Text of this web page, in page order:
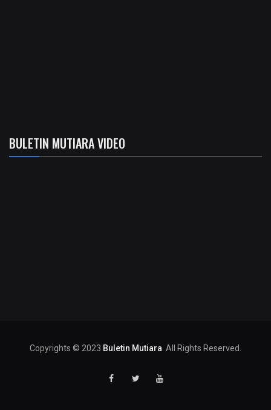
BULETIN MUTIARA VIDEO
Copyrights © 2023 Buletin Mutiara . All Rights Reserved.